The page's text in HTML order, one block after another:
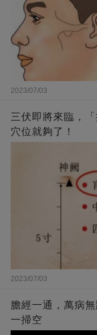
2023/07/03
三伏即將來臨，
穴位就夠了！
2023/07/03
膽經一通，萬病
一掃空